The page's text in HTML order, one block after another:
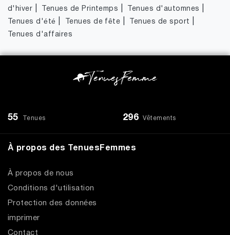
d'hiver
Tenues de Printemps Tenues d'automnes
Tenues d'été Tenues de fête Tenues de sport
Tenues d'affaires
55 Tenues 296 Vêtements
À propos des TenuesFemmes
À propos de nous
Conditions d'utilisation
Protection des données
imprimer
Contact